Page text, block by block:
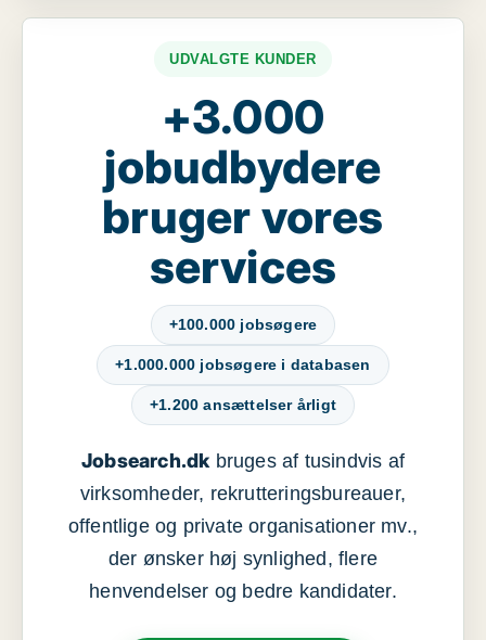
UDVALGTE KUNDER
+3.000
jobudbydere
bruger vores
services
+100.000 jobsøgere
+1.000.000 jobsøgere i databasen
+1.200 ansættelser årligt
Jobsearch.dkbruges af tusindvis af
virksomheder, rekrutteringsbureauer,
offentlige og private organisationer mv.,
der ønsker høj synlighed, flere
henvendelser og bedre kandidater.